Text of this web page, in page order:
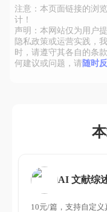
注意：本页面链接的浏
计！
声明：本网站仅为用户
隐私政策或运营实践，
时，请遵守其各自的条
何建议或问题，请随时
AI 文献综
10元/篇，支持自定